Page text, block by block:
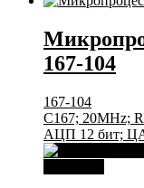
167-104
167-104
C167; 20MHz;
АЦП 12 бит;